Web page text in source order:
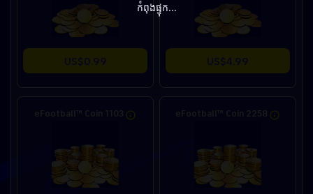
កំពុងផ្ទុក...
US$0.99 US$4.99
eFootball™ Coin 1103 eFootball™ Coin 2258